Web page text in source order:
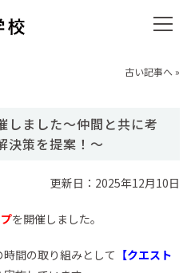
古い記事へ »
しました～仲間と共に考
決策を提案！～
更新日：2025年12月10日
を開催しました。
間の取り組みとして 【クエスト